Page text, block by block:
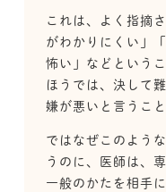
これは、よく指摘
がわかりにくい」
怖い」などという
ほうでは、決して
嫌が悪いと言うこ
ではなぜこのよう
うのに、医師は、
一般のかたを相手